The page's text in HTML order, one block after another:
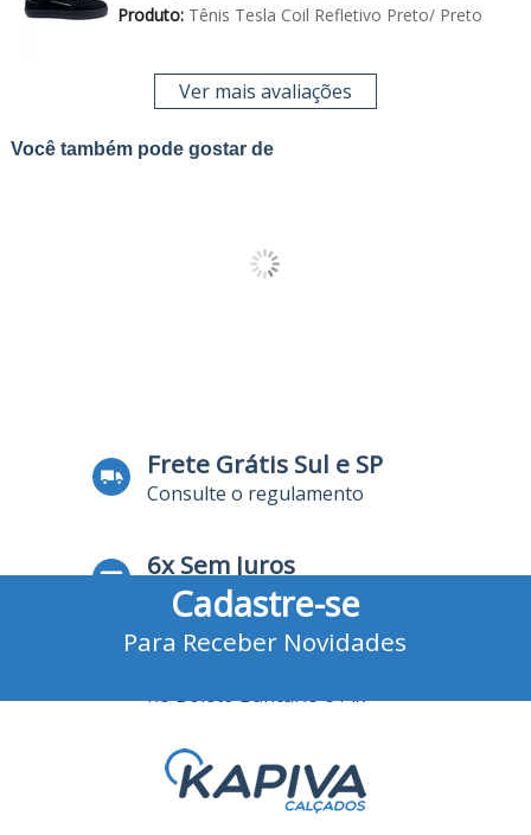
Produto:Tênis Tesla Coil Refletivo Preto/ Preto
Ver mais avaliações
Você também pode gostar de
Frete Grátis Sul e SP
Consulte o regulamento
6x Sem Juros
no Cartão de Crédito
no Boleto Bancário e Pix
Cadastre-se
Para Receber Novidades